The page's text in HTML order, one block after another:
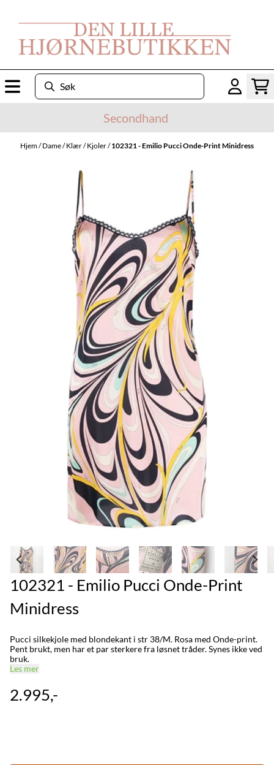
Secondhand
Hjem/Dame/Klær/Kjoler/102321 - Emilio Pucci Onde-Print Minidress
102321 - Emilio Pucci Onde-Print
Minidress
Pucci silkekjole med blondekant i str 38/M. Rosa med Onde-print.
Pent brukt, men har et par sterkere fra løsnet tråder. Synes ikke ved
bruk.
Les mer
2.995,-